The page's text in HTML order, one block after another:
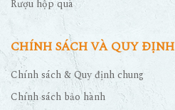
Rượu hộp quà
CHÍNH SÁCH VÀ QUY ĐỊNH
Chính sách & Quy định chung
Chính sách bảo hành